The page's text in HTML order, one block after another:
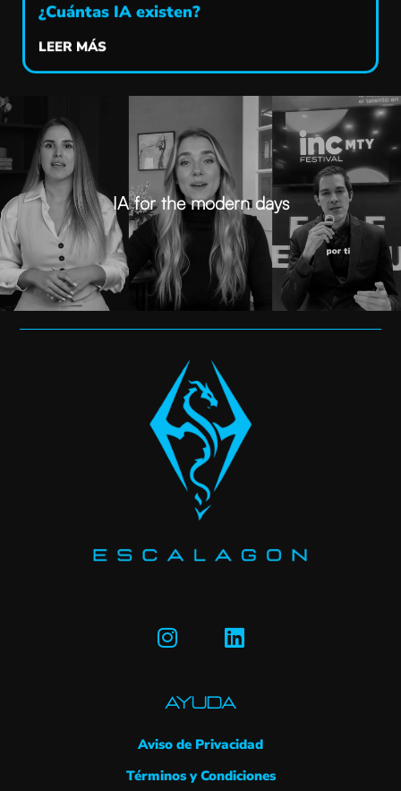
¿Cuántas IA existen?
LEER MÁS
IA for the modern days
AYUDA
Aviso de Privacidad
Términos y Condiciones